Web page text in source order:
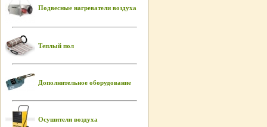
Подвесные нагреватели воздуха
Теплый пол
Дополнительное оборудование
Осушители воздуха